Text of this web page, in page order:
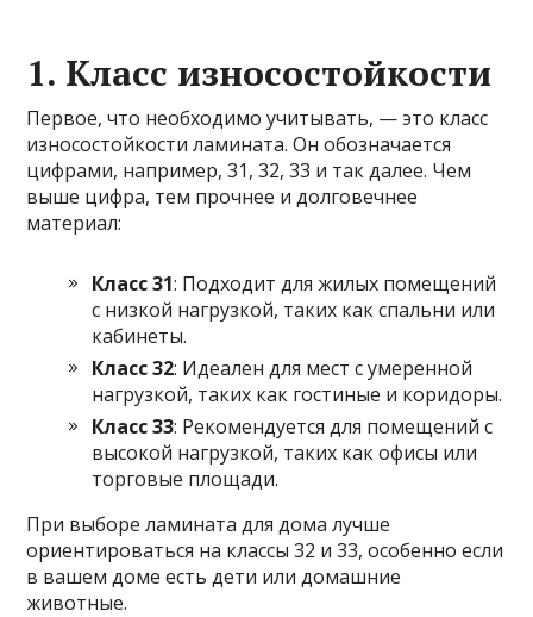
1. Класс износостойкости
Первое, что необходимо учитывать, — это класс
износостойкости ламината. Он обозначается
цифрами, например, 31, 32, 33 и так далее. Чем
выше цифра, тем прочнее и долговечнее
материал:
Класс 31: Подходит для жилых помещений
с низкой нагрузкой, таких как спальни или
кабинеты.
Класс 32: Идеален для мест с умеренной
нагрузкой, таких как гостиные и коридоры.
Класс 33: Рекомендуется для помещений с
высокой нагрузкой, таких как офисы или
торговые площади.
При выборе ламината для дома лучше
ориентироваться на классы 32 и 33, особенно если
в вашем доме есть дети или домашние
животные.